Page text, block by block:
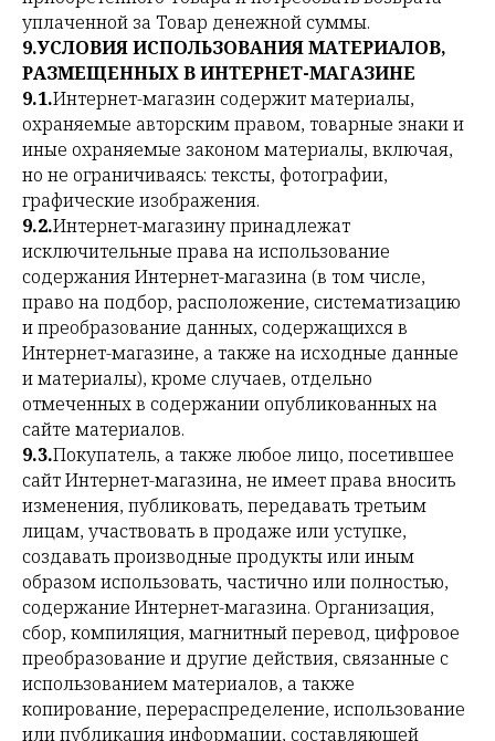
уплаченной за Товар денежной суммы.
9.УСЛОВИЯ ИСПОЛЬЗОВАНИЯ МАТЕРИАЛОВ,
РАЗМЕЩЕННЫХ В ИНТЕРНЕТ-МАГАЗИНЕ
9.1.Интернет-магазин содержит материалы,
охраняемые авторским правом, товарные знаки и
иные охраняемые законом материалы, включая,
но не ограничиваясь: тексты, фотографии,
графические изображения.
9.2.Интернет-магазину принадлежат
исключительные права на использование
содержания Интернет-магазина (в том числе,
право на подбор, расположение, систематизацию
и преобразование данных, содержащихся в
Интернет-магазине, а также на исходные данные
и материалы), кроме случаев, отдельно
отмеченных в содержании опубликованных на
сайте материалов.
9.3.Покупатель, а также любое лицо, посетившее
сайт Интернет-магазина, не имеет права вносить
изменения, публиковать, передавать третьим
лицам, участвовать в продаже или уступке,
создавать производные продукты или иным
образом использовать, частично или полностью,
содержание Интернет-магазина. Организация,
сбор, компиляция, магнитный перевод, цифровое
преобразование и другие действия, связанные с
использованием материалов, а также
копирование, перераспределение, использование
или публикация информации, составляющей